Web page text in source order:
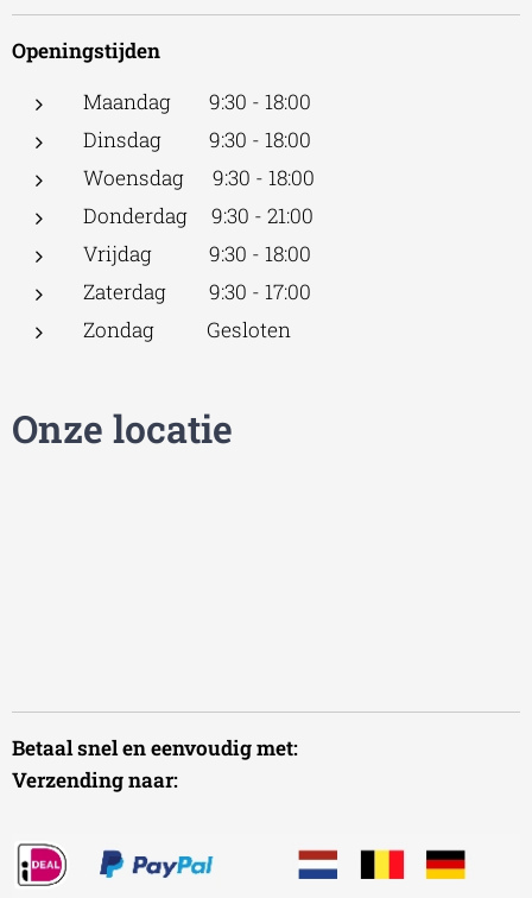
Openingstijden
Maandag 9:30 - 18:00
Dinsdag 9:30 - 18:00
Woensdag 9:30 - 18:00
Donderdag 9:30 - 21:00
Vrijdag 9:30 - 18:00
Zaterdag 9:30 - 17:00
Zondag Gesloten
Onze locatie
Betaal snel en eenvoudig met:
Verzending naar: